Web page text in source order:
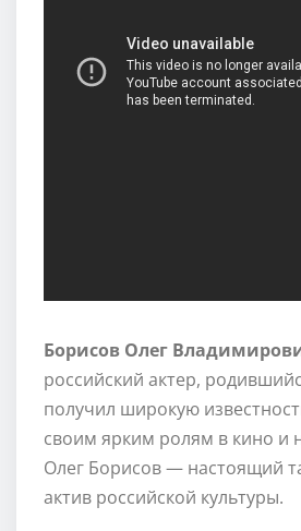
Борисов Олег
российский актер,
получил широкую
своим ярким ролям в кино и
Олег Борисов — настоящий
актив российской культуры.